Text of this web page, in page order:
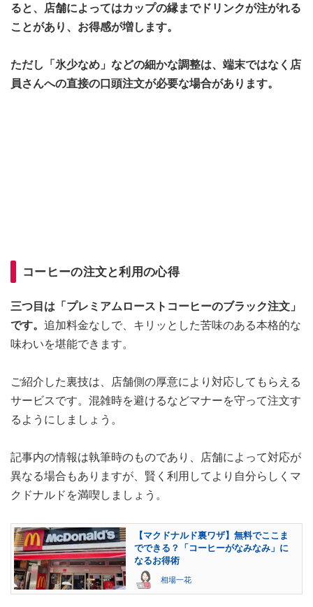
ると、店舗によってはカップの縁までドリンクが注がれる
ことがあり、お得感が増します。
ただし「氷少なめ」などの細かな調整は、端末ではなく店
員さんへの直接の口頭注文が必要な場合があります。
コーヒーの注文と利用の心得
三つ目は「プレミアムローストコーヒーのブラック注文」
です。 追加料金なしで、キリッとした苦味のある本格的な
味わいを堪能できます。
ご紹介した裏技は、店舗側の厚意により対応してもらえる
サービスです。混雑時を避けるなどマナーを守って注文す
るようにしましょう。
記事内の情報は執筆時のものであり、店舗によって対応が
異なる場合もありますが、賢く利用してより自分らしくマ
クドナルドを満喫しましょう。
【マクドナルド裏ワザ】無料でここま
でできる？「コーヒーがなみなみ」に
なるお得術
相場一花